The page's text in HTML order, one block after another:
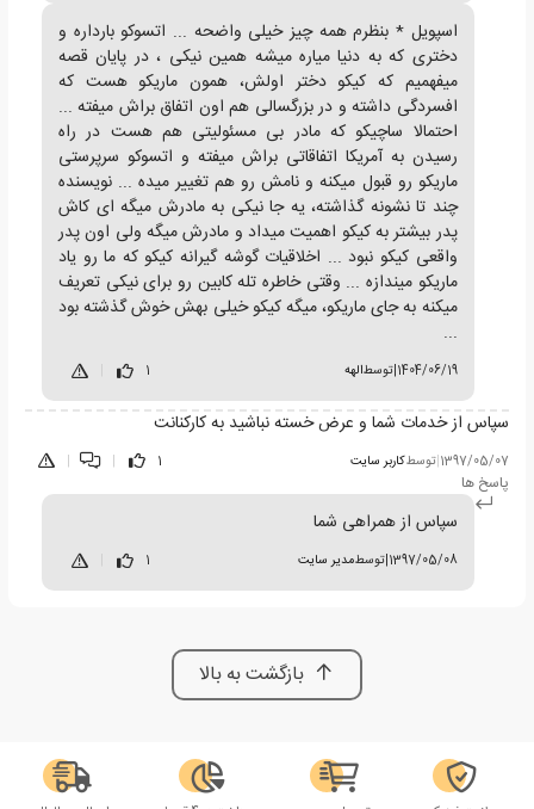
اسپویل * بنظرم همه چیز خیلی واضحه ... اتسوکو بارداره و
دختری که به دنیا میاره میشه همین نیکی ، در پایان قصه
میفهمیم که کیکو دختر اولش، همون ماریکو هست که
افسردگی داشته و در بزرگسالی هم اون اتفاق براش میفته ...
احتمالا ساچیکو که مادر بی مسئولیتی هم هست در راه
رسیدن به آمریکا اتفاقاتی براش میفته و اتسوکو سرپرستی
ماریکو رو قبول میکنه و نامش رو هم تغییر میده ... نویسنده
چند تا نشونه گذاشته، یه جا نیکی به مادرش میگه ای کاش
پدر بیشتر به کیکو اهمیت میداد و مادرش میگه ولی اون پدر
واقعی کیکو نبود ... اخلاقیات گوشه گیرانه کیکو که ما رو یاد
ماریکو میندازه ... وقتی خاطره تله کابین رو برای نیکی تعریف
میکنه به جای ماریکو، میگه کیکو خیلی بهش خوش گذشته بود
...
1404/06/19
|توسطالهه 1
سپاس از خدمات شما و عرض خسته نباشید به کارکنانت
1397/05/07
|توسطکاربر سایت 1
|
|
پاسخ ها
سپاس از همراهی شما
1397/05/08
|توسطمدیر سایت 1
بازگشت به بالا